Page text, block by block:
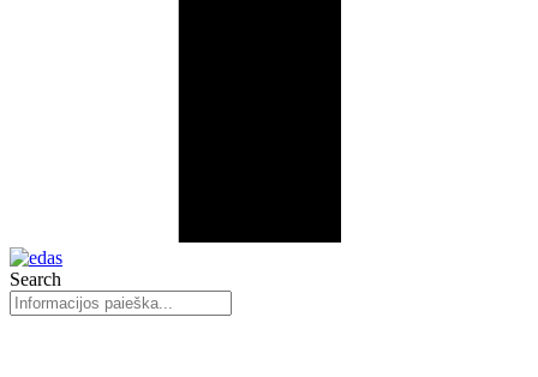
Search